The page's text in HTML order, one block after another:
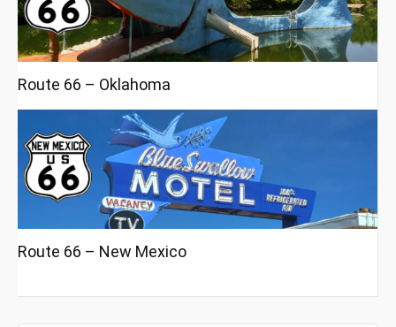
Route 66 – Oklahoma
Route 66 – New Mexico